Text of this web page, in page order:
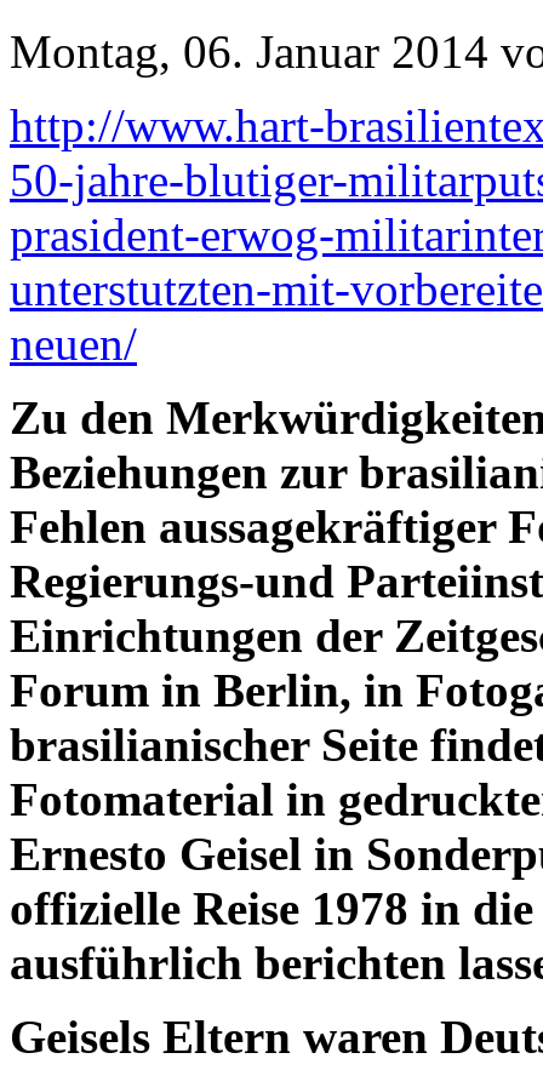
Montag, 06. Januar 2014
http://www.hart-
50-jahre-blutiger-
prasident-erwog-
unterstutzten-mit-
neuen/
Zu den
Beziehungen zur
Fehlen aussagekräftiger
Regierungs-und
Einrichtungen der
Forum in Berlin, in
brasilianischer Seite
Fotomaterial in
Ernesto Geisel in
offizielle Reise 1978 in
ausführlich berichten
Geisels Eltern waren